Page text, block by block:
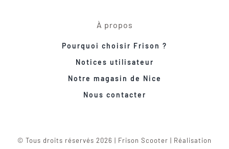
À propos
Pourquoi choisir Frison ?
Notices utilisateur
Notre magasin de Nice
Nous contacter
© Tous droits réservés 2026 | Frison Scooter | Réalisation